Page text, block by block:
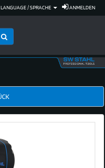
ANMELDEN
LANGUAGE / SPRACHE